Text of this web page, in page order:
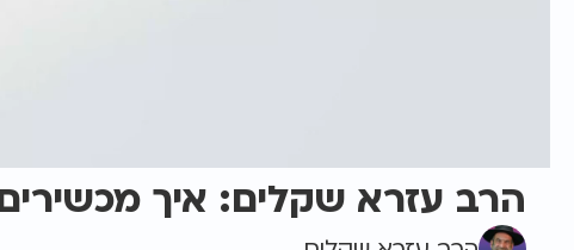
הרב עזרא שקלים: איך